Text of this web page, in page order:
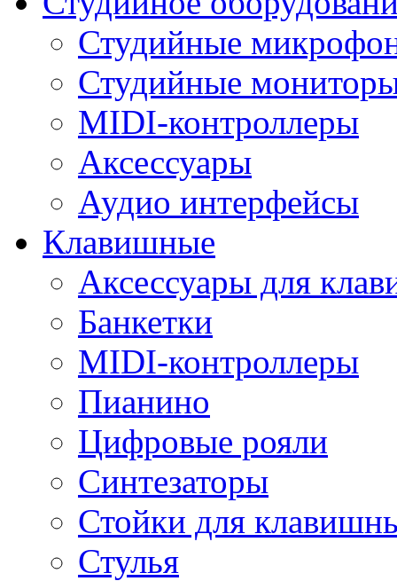
Студийные
Студийные
MIDI-контроллеры
Аксессуары
Аудио интерфейсы
Клавишные
Аксессуары для
Банкетки
MIDI-контроллеры
Пианино
Цифровые рояли
Синтезаторы
Стойки для
Стулья